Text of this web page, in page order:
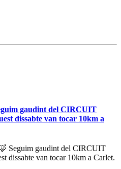
gaudint del CIRCUIT
dissabte van tocar 10km a
gaudint del CIRCUIT
van tocar 10km a Carlet.